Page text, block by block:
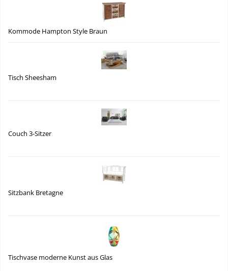
Kommode Hampton Style Braun
Tisch Sheesham
Couch 3-Sitzer
Sitzbank Bretagne
Tischvase moderne Kunst aus Glas